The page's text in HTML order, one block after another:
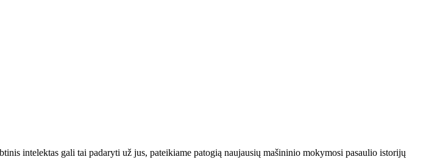
intelektas gali tai padaryti už jus, pateikiame patogią naujausių mašininio mokymosi pasaulio istorijų